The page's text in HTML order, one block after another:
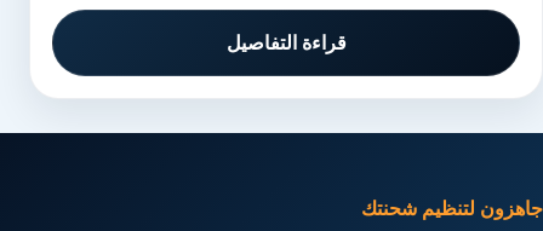
قراءة التفاصيل
جاهزون لتنظيم شحنتك